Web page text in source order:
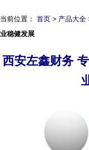
当前位置： 首页 > 产品大全
业稳健发展
西安左鑫财务